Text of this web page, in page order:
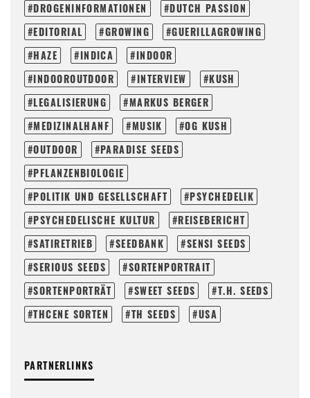
DROGENINFORMATIONEN
DUTCH PASSION
EDITORIAL
GROWING
GUERILLAGROWING
HAZE
INDICA
INDOOR
INDOOROUTDOOR
INTERVIEW
KUSH
LEGALISIERUNG
MARKUS BERGER
MEDIZINALHANF
MUSIK
OG KUSH
OUTDOOR
PARADISE SEEDS
PFLANZENBIOLOGIE
POLITIK UND GESELLSCHAFT
PSYCHEDELIK
PSYCHEDELISCHE KULTUR
REISEBERICHT
SATIRETRIEB
SEEDBANK
SENSI SEEDS
SERIOUS SEEDS
SORTENPORTRAIT
SORTENPORTRÄT
SWEET SEEDS
T.H. SEEDS
THCENE SORTEN
TH SEEDS USA
PARTNERLINKS